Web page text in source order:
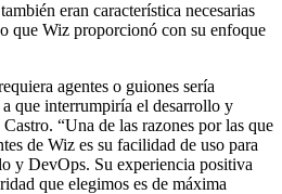
eran característica necesarias
que Wiz proporcionó con su enfoque
agentes o guiones sería
que interrumpiría el desarrollo y
“Una de las razones por las que
de Wiz es su facilidad de uso para
y DevOps. Su experiencia positiva
que elegimos es de máxima